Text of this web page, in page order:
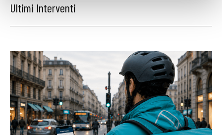
Ultimi Interventi